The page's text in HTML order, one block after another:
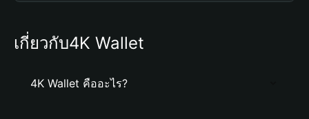
เกี่ยวกับ4K Wallet
4K Wallet คืออะไร?